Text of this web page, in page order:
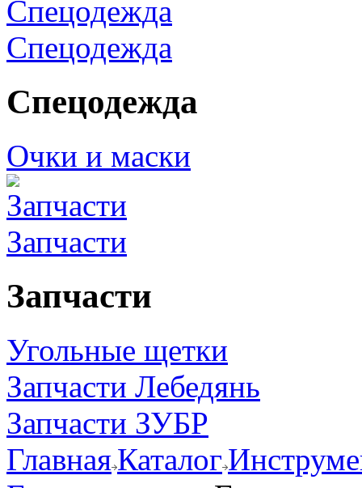
Спецодежда
Спецодежда
Очки и маски
Запчасти
Запчасти
Угольные щетки
Запчасти Лебедянь
Запчасти ЗУБР
ГлавнаяКаталог